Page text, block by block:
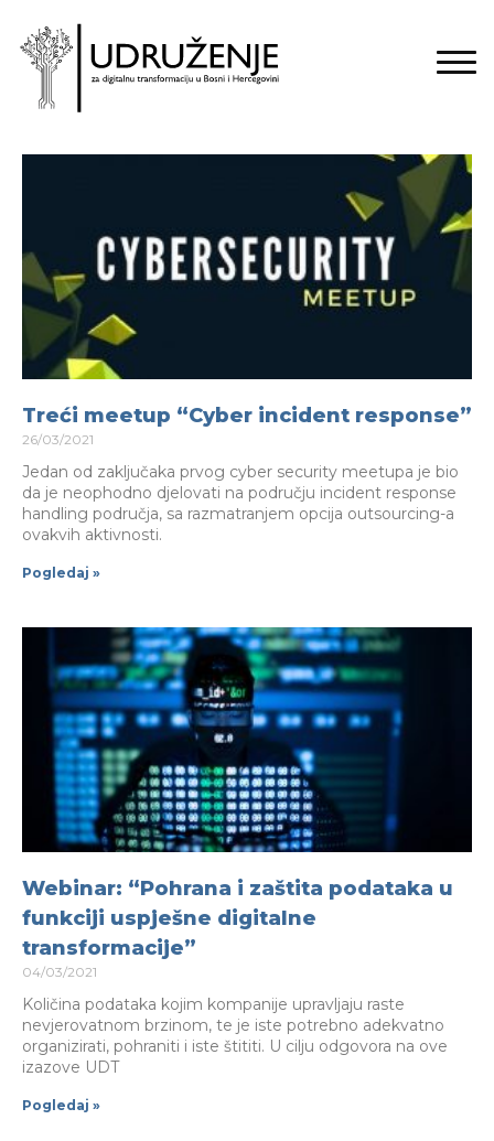
Treći meetup “Cyber incident response”
26/03/2021
Jedan od zaključaka prvog cyber security meetupa je bio
da je neophodno djelovati na području incident response
handling područja, sa razmatranjem opcija outsourcing-a
ovakvih aktivnosti.
Pogledaj »
Webinar: “Pohrana i zaštita podataka u
funkciji uspješne digitalne
transformacije”
04/03/2021
Količina podataka kojim kompanije upravljaju raste
nevjerovatnom brzinom, te je iste potrebno adekvatno
organizirati, pohraniti i iste štititi. U cilju odgovora na ove
izazove UDT
Pogledaj »